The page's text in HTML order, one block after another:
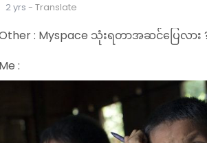
2 yrs - Translate
: Myspace သုံးရတာအဆင်ပြေလား
: